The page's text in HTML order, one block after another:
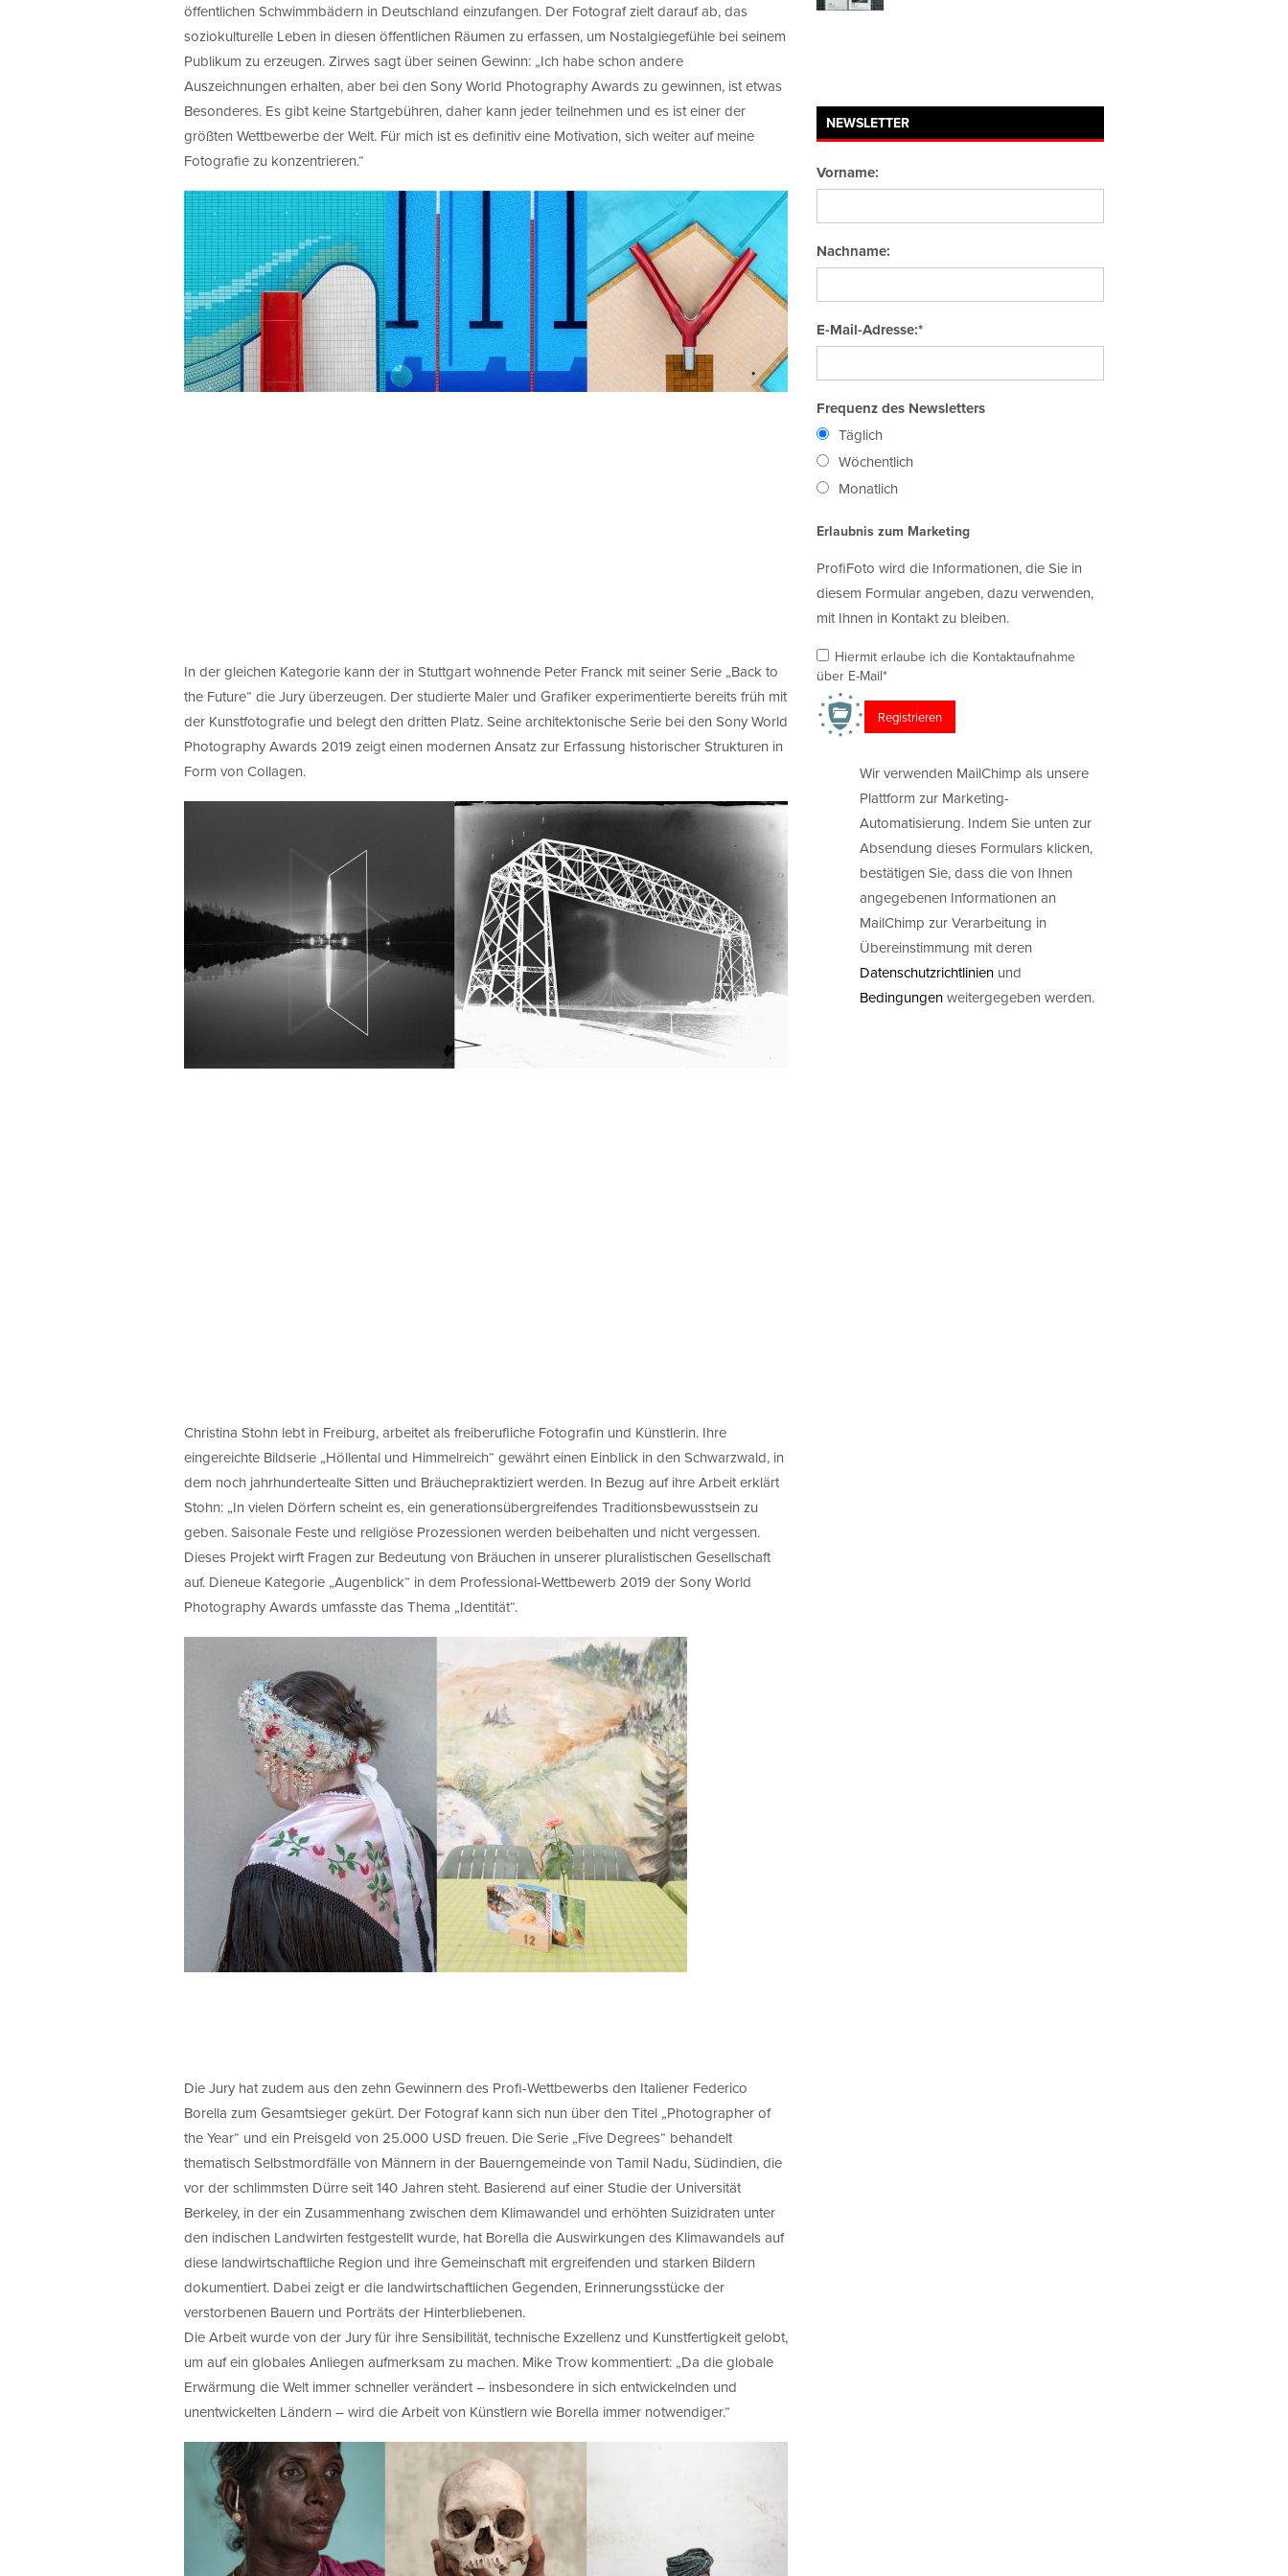
öffentlichen Schwimmbädern in Deutschland einzufangen. Der Fotograf zielt darauf ab, das
soziokulturelle Leben in diesen öffentlichen Räumen zu erfassen, um Nostalgiegefühle bei seinem
Publikum zu erzeugen. Zirwes sagt über seinen Gewinn: „Ich habe schon andere
Auszeichnungen erhalten, aber bei den Sony World Photography Awards zu gewinnen, ist etwas
Besonderes. Es gibt keine Startgebühren, daher kann jeder teilnehmen und es ist einer der
größten Wettbewerbe der Welt. Für mich ist es definitiv eine Motivation, sich weiter auf meine
Fotografie zu konzentrieren.“
In der gleichen Kategorie kann der in Stuttgart wohnende Peter Franck mit seiner Serie „Back to
the Future“ die Jury überzeugen. Der studierte Maler und Grafiker experimentierte bereits früh mit
der Kunstfotografie und belegt den dritten Platz. Seine architektonische Serie bei den Sony World
Photography Awards 2019 zeigt einen modernen Ansatz zur Erfassung historischer Strukturen in
Form von Collagen.
Christina Stohn lebt in Freiburg, arbeitet als freiberufliche Fotografin und Künstlerin. Ihre
eingereichte Bildserie „Höllental und Himmelreich“ gewährt einen Einblick in den Schwarzwald, in
dem noch jahrhundertealte Sitten und Bräuchepraktiziert werden. In Bezug auf ihre Arbeit erklärt
Stohn: „In vielen Dörfern scheint es, ein generationsübergreifendes Traditionsbewusstsein zu
geben. Saisonale Feste und religiöse Prozessionen werden beibehalten und nicht vergessen.
Dieses Projekt wirft Fragen zur Bedeutung von Bräuchen in unserer pluralistischen Gesellschaft
auf. Dieneue Kategorie „Augenblick“ in dem Professional-Wettbewerb 2019 der Sony World
Photography Awards umfasste das Thema „Identität“.
Die Jury hat zudem aus den zehn Gewinnern des Profi-Wettbewerbs den Italiener Federico
Borella zum Gesamtsieger gekürt. Der Fotograf kann sich nun über den Titel „Photographer of
the Year“ und ein Preisgeld von 25.000 USD freuen. Die Serie „Five Degrees“ behandelt
thematisch Selbstmordfälle von Männern in der Bauerngemeinde von Tamil Nadu, Südindien, die
vor der schlimmsten Dürre seit 140 Jahren steht. Basierend auf einer Studie der Universität
Berkeley, in der ein Zusammenhang zwischen dem Klimawandel und erhöhten Suizidraten unter
den indischen Landwirten festgestellt wurde, hat Borella die Auswirkungen des Klimawandels auf
diese landwirtschaftliche Region und ihre Gemeinschaft mit ergreifenden und starken Bildern
dokumentiert. Dabei zeigt er die landwirtschaftlichen Gegenden, Erinnerungsstücke der
verstorbenen Bauern und Porträts der Hinterbliebenen.
Die Arbeit wurde von der Jury für ihre Sensibilität, technische Exzellenz und Kunstfertigkeit gelobt,
um auf ein globales Anliegen aufmerksam zu machen. Mike Trow kommentiert: „Da die globale
Erwärmung die Welt immer schneller verändert – insbesondere in sich entwickelnden und
unentwickelten Ländern – wird die Arbeit von Künstlern wie Borella immer notwendiger.“
NEWSLETTER
Vorname:
Nachname:
E-Mail-Adresse:*
Frequenz des Newsletters
Täglich
Wöchentlich
Monatlich
Erlaubnis zum Marketing
ProfiFoto wird die Informationen, die Sie in
diesem Formular angeben, dazu verwenden,
mit Ihnen in Kontakt zu bleiben.
Hiermit erlaube ich die Kontaktaufnahme
über E-Mail*
Wir verwenden MailChimp als unsere
Plattform zur Marketing-
Automatisierung. Indem Sie unten zur
Absendung dieses Formulars klicken,
bestätigen Sie, dass die von Ihnen
angegebenen Informationen an
MailChimp zur Verarbeitung in
Übereinstimmung mit deren
Datenschutzrichtlinien und
Bedingungenweitergegeben werden.